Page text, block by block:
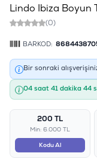
Lindo Ibiza Boyun
(0)
BARKOD:
Bir sonraki
04 saat 41 dakika 43
200 TL
Min: 6.000 TL
Kodu Al